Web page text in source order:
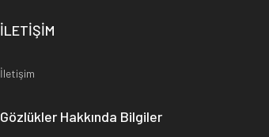
İLETİŞİM
İletişim
Gözlükler Hakkında Bilgiler